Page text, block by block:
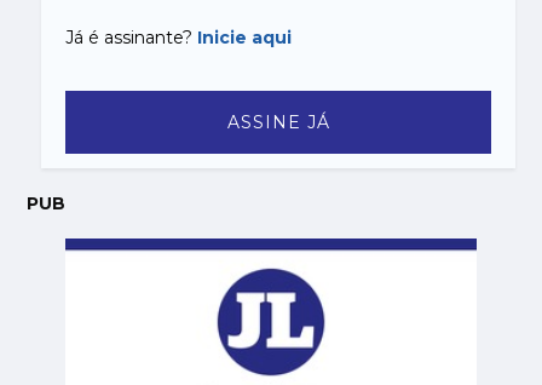
Já é assinante? Inicie aqui
ASSINE JÁ
PUB